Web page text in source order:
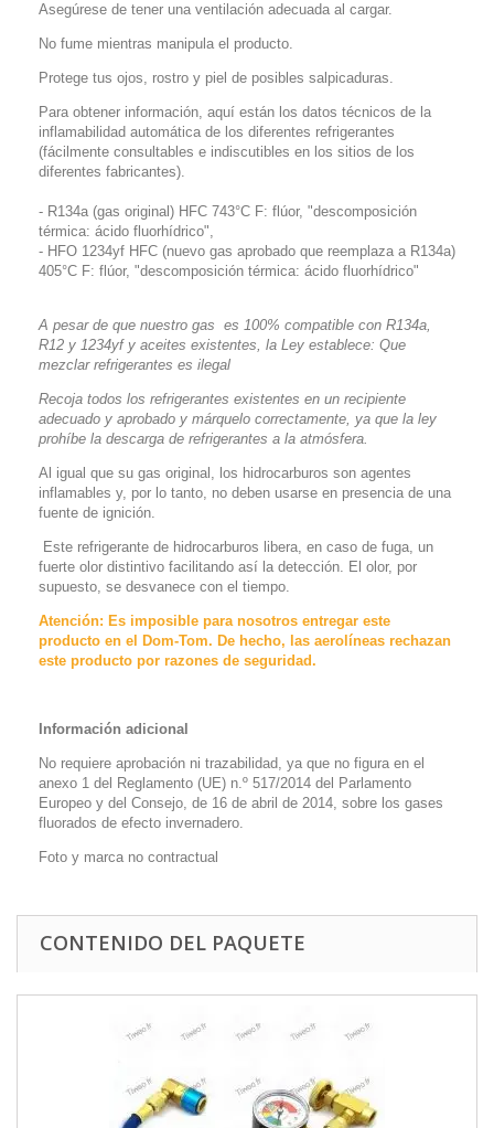
Asegúrese de tener una ventilación adecuada al cargar.
No fume mientras manipula el producto.
Protege tus ojos, rostro y piel de posibles salpicaduras.
Para obtener información, aquí están los datos técnicos de la
inflamabilidad automática de los diferentes refrigerantes
(fácilmente consultables e indiscutibles en los sitios de los
diferentes fabricantes).
- R134a (gas original) HFC 743°C F: flúor, "descomposición
térmica: ácido fluorhídrico",
- HFO 1234yf HFC (nuevo gas aprobado que reemplaza a R134a)
405°C F: flúor, "descomposición térmica: ácido fluorhídrico"
A pesar de que nuestro gas es 100% compatible con R134a,
R12 y 1234yf y aceites existentes, la Ley establece: Que
mezclar refrigerantes es ilegal
Recoja todos los refrigerantes existentes en un recipiente
adecuado y aprobado y márquelo correctamente, ya que la ley
prohíbe la descarga de refrigerantes a la atmósfera.
Al igual que su gas original, los hidrocarburos son agentes
inflamables y, por lo tanto, no deben usarse en presencia de una
fuente de ignición.
Este refrigerante de hidrocarburos libera, en caso de fuga, un
fuerte olor distintivo facilitando así la detección. El olor, por
supuesto, se desvanece con el tiempo.
Atención: Es imposible para nosotros entregar este
producto en el Dom-Tom. De hecho, las aerolíneas rechazan
este producto por razones de seguridad.
Información adicional
No requiere aprobación ni trazabilidad, ya que no figura en el
anexo 1 del Reglamento (UE) n.º 517/2014 del Parlamento
Europeo y del Consejo, de 16 de abril de 2014, sobre los gases
fluorados de efecto invernadero.
Foto y marca no contractual
CONTENIDO DEL PAQUETE